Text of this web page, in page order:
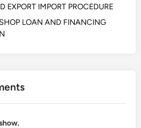
EXPORT IMPORT PROCEDURE
LOAN AND FINANCING